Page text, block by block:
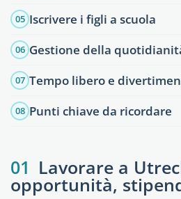
05 Iscrivere i figli a scuola
06 Gestione della
07 Tempo libero e
08 Punti chiave da ricordare
01 Lavorare a
opportunità,